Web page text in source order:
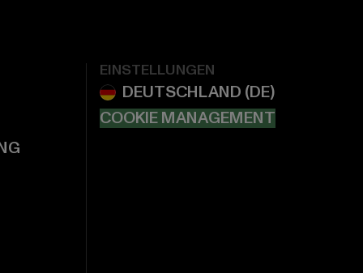
EINSTELLUNGEN
COOKIE MANAGEMENT